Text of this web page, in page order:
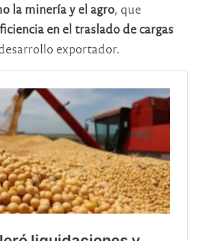
la minería y el agro, que
en el traslado de cargas
exportador.